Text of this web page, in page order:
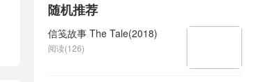
随机推荐
信笺故事 The Tale(2018)
阅读(126)